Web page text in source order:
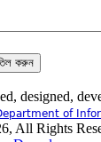
designed,
of
All Rights